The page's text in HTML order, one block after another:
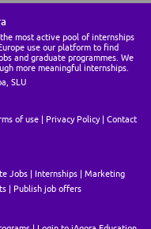
most active pool of internships
use our platform to find
and graduate programmes. We
more meaningful internships.
SLU
of use Privacy Policy
Contact
Jobs Internships
Marketing
Publish job offers